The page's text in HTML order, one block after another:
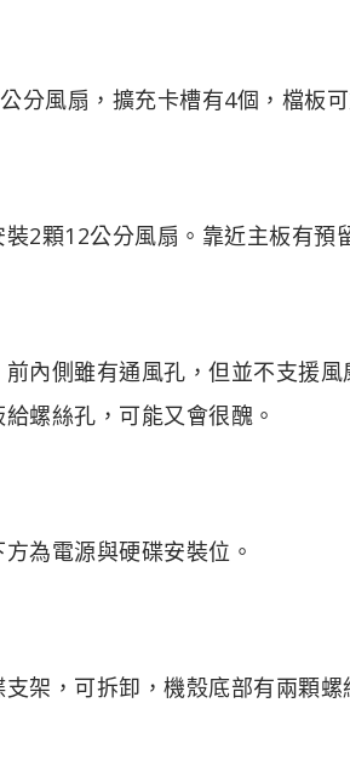
分風扇，擴充卡槽有4個，檔板可
2顆12公分風扇。靠近主板有預
內側雖有通風孔，但並不支援
螺絲孔，可能又會很醜。
為電源與硬碟安裝位。
架，可拆卸，機殼底部有兩顆螺